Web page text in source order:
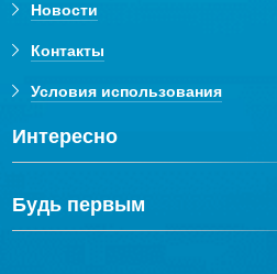
Новости
Контакты
Условия использования
Интересно
Будь первым